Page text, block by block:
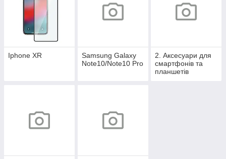
Iphone XR
Samsung Galaxy
Note10/Note10 Pro
2. Аксесуари для
смартфонів та
планшетів